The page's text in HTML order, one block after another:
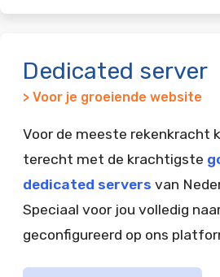
Dedicated server
> Voor je groeiende website
Voor de meeste rekenkracht
terecht met de krachtigste
dedicated servers van
Speciaal voor jou volledig
geconfigureerd op ons